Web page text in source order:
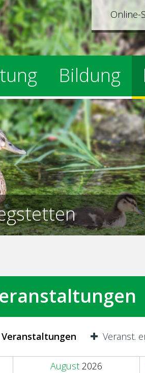
Online-
Bildung
Veranstaltungen Veranst.
August 2026